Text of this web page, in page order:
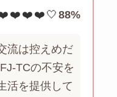
88%
流は控えめだ
TCの不安を
活を提供して